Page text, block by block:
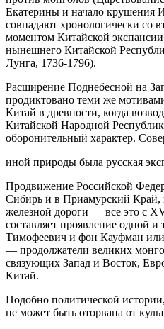
Екатерины и начало крушения
совпадают хронологически со
моментом Китайской
нынешнего Китайской
Лунга, 1736-1796).
Расширение Поднебесной на
продиктовано теми же
Китай в древности, когда
Китайской Народной
оборонительный характер.
иной природы была русская
Продвижение Российской
Сибирь и в Приамурский Край,
железной дороги — все это с
составляет проявление одной
Тимофеевич и фон Кауфман
— продолжатели великих
связующих Запад и Восток,
Китай.
Подобно политической
не может быть оторвана от